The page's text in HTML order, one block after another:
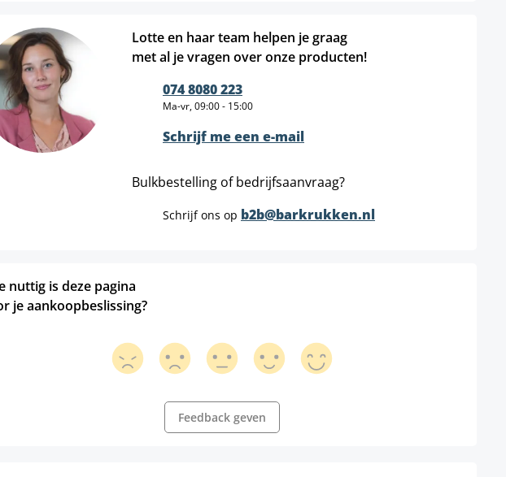
Lotte en haar team helpen je graag
met al je vragen over onze producten!
074 8080 223
Ma-vr, 09:00 - 15:00
Schrijf me een e-mail
Bulkbestelling of bedrijfsaanvraag?
Schrijf ons op b2b@barkrukken.nl
nuttig is deze pagina
je aankoopbeslissing?
Feedback geven